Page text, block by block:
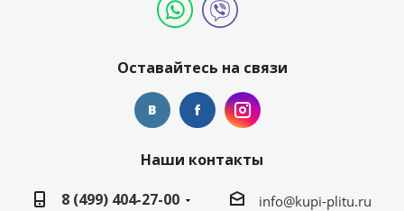
Оставайтесь на связи
Наши контакты
8 (499) 404-27-00
info@kupi-plitu.ru